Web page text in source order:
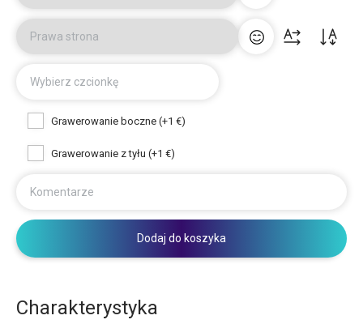
Prawa strona
Wybierz czcionkę
Grawerowanie boczne (+1 €)
Grawerowanie z tyłu (+1 €)
Komentarze
Dodaj do koszyka
Charakterystyka